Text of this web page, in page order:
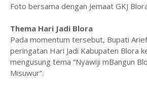
Foto bersama dengan Jemaat GKJ
Thema Hari Jadi Blora
Pada momentum tersebut, Bupati
peringatan Hari Jadi Kabupaten Blora
mengusung tema “Nyawiji mBangun
Misuwur”.